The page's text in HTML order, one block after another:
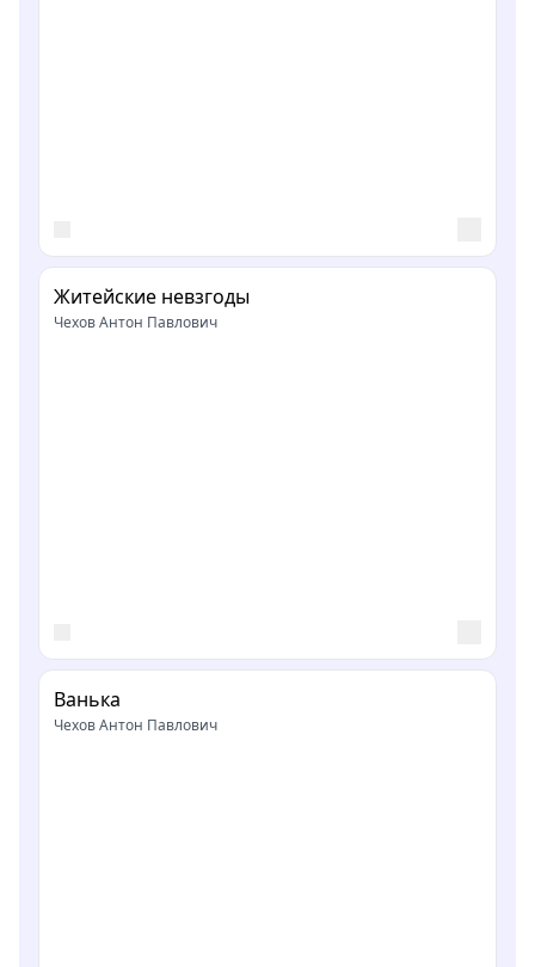
Житейские невзгоды
Чехов Антон Павлович
Ванька
Чехов Антон Павлович